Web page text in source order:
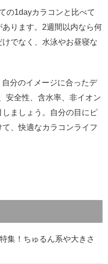
の1dayカラコンと比べて
ります。2週間以内なら何
でなく、水泳やお昼寝な
分のイメージに合ったデ
安全性、含水率、非イオン
ましょう。自分の目にピ
、快適なカラコンライフ
集！ちゅるん系や大きさ